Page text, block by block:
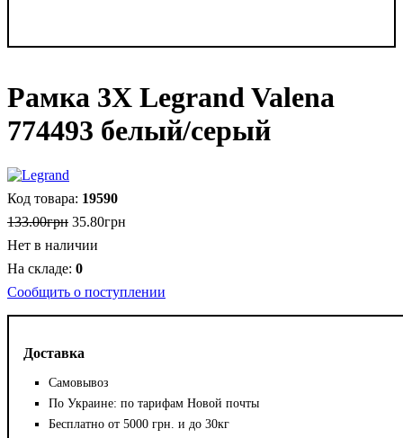
Рамка 3Х Legrand Valena
774493 белый/серый
Доставка
Самовывоз
По Украине: по тарифам Новой почты
Бесплатно от 5000 грн. и до 30кг
19590
133.00грн 35.80грн
Нет в наличии
0
Сообщить о поступлении